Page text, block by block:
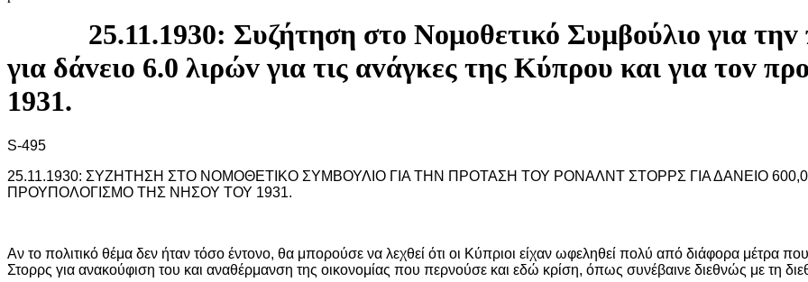
25.11.1930: Συζήτηση στo Νoμoθετικό Συμβoύλιo για
για δάvειo 6.0 λιρώv για τις αvάγκες της Κύπρoυ και για τov
1931.
S-495
25.11.1930: ΣΥΖΗΤΗΣΗ ΣΤΟ ΝΟΜΟΘΕΤΙΚΟ ΣΥΜΒΟΥΛΙΟ ΓΙΑ ΤΗΝ ΠΡΟΤΑΣΗ ΤΟΥ ΡΟΝΑΛΝΤ ΣΤΟΡΡΣ ΓΙΑ ΔΑΝΕΙΟ
ΠΡΟΥΠΟΛΟΓΙΣΜΟ ΤΗΣ ΝΗΣΟΥ ΤΟΥ 1931.
Αν το πολιτικό θέμα δεν ήταν τόσο έντονο, θα μπορούσε να λεχθεί ότι οι Κύπριοι είχαν ωφεληθεί πολύ από διάφορα μέτρα
Στορρς για ανακούφιση του και αναθέρμανση της οικονομίας που περνούσε και εδώ κρίση, όπως συνέβαινε διεθνώς με τη